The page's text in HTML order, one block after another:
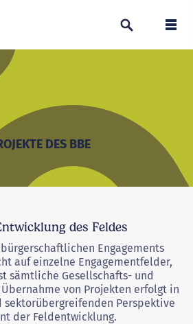
Suchen
DES BBE
des Feldes
Engagements
auf einzelne Engagementfelder,
sämtliche Gesellschafts- und
von Projekten erfolgt in
sektorübergreifenden Perspektive
der Feldentwicklung.